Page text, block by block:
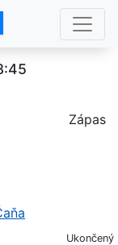
Zápas
Ukončený